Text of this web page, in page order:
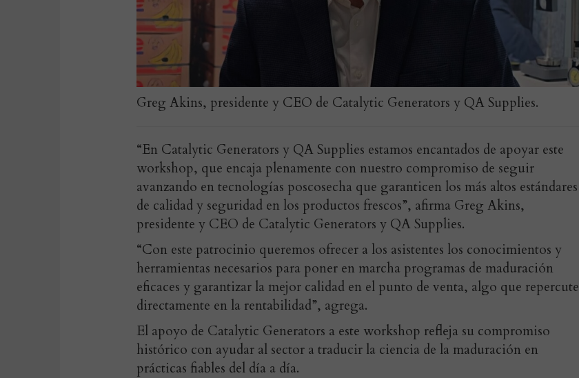
Greg Akins, presidente y CEO de Catalytic Generators y QA Supplies.
“En Catalytic Generators y QA Supplies estamos encantados de apoyar este
workshop, que encaja plenamente con nuestro compromiso de seguir
avanzando en tecnologías poscosecha que garanticen los más altos estándares
de calidad y seguridad en los productos frescos”, afirma Greg Akins,
presidente y CEO de Catalytic Generators y QA Supplies.
“Con este patrocinio queremos ofrecer a los asistentes los conocimientos y
herramientas necesarios para poner en marcha programas de maduración
eficaces y garantizar la mejor calidad en el punto de venta, algo que repercute
directamente en la rentabilidad”, agrega.
El apoyo de Catalytic Generators a este workshop refleja su compromiso
histórico con ayudar al sector a traducir la ciencia de la maduración en
prácticas fiables del día a día.